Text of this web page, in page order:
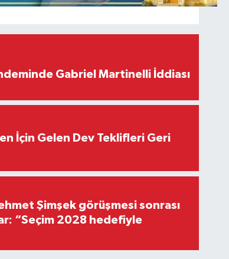
Gabriel Martinelli İddiası
İçin Gelen Dev Teklifleri Geri
Şimşek görüşmesi sonrası
“Seçim 2028 hedefiyle